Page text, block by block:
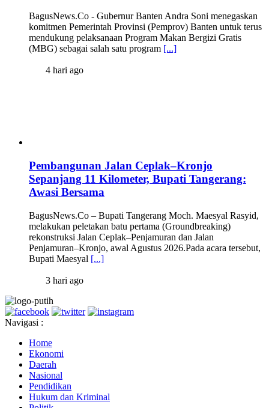
BagusNews.Co - Gubernur Banten Andra Soni menegaskan
komitmen Pemerintah Provinsi (Pemprov) Banten untuk terus
mendukung pelaksanaan Program Makan Bergizi Gratis
(MBG) sebagai salah satu program [...]
4 hari ago
Pembangunan Jalan Ceplak–Kronjo
Sepanjang 11 Kilometer, Bupati Tangerang:
Awasi Bersama
BagusNews.Co – Bupati Tangerang Moch. Maesyal Rasyid,
melakukan peletakan batu pertama (Groundbreaking)
rekonstruksi Jalan Ceplak–Penjamuran dan Jalan
Penjamuran–Kronjo, awal Agustus 2026.Pada acara tersebut,
Bupati Maesyal [...]
3 hari ago
Navigasi :
Home
Ekonomi
Daerah
Nasional
Pendidikan
Hukum dan Kriminal